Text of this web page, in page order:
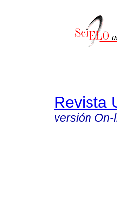
Revista
versión On-